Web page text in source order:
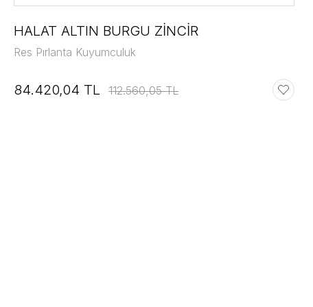
HALAT ALTIN BURGU ZİNCİR
Res Pırlanta Kuyumculuk
84.420,04 TL 112.560,05 TL